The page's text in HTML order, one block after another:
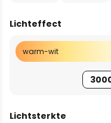
Lichteffect
warm-wit
Lichtsterkte